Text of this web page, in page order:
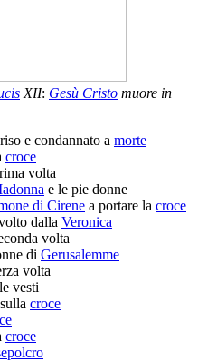
XII: Gesù Cristo muore in
e condannato a morte
croce
volta
e le pie donne
di Cirene a portare la croce
dalla Veronica
volta
di Gerusalemme
volta
vesti
croce
croce